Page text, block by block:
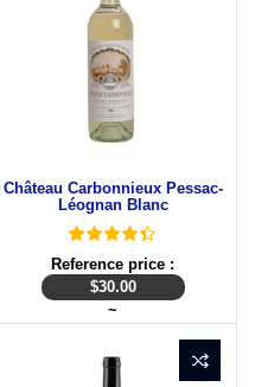
Château Carbonnieux Pessac-
Léognan Blanc
Reference price :
$30.00
~